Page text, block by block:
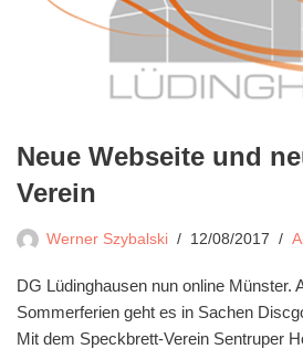
Neue Webseite und
Verein
Werner Szybalski 12/08/2017
DG Lüdinghausen nun online Münster.
Sommerferien geht es in Sachen
Mit dem Speckbrett-Verein Sentruper